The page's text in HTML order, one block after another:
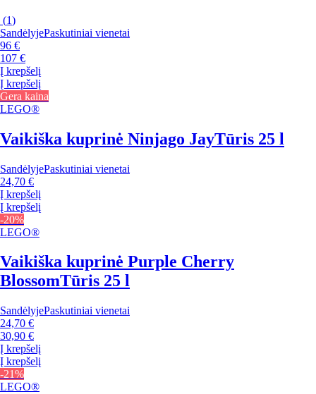
(1)
SandėlyjePaskutiniai vienetai
96 €
107 €
Į krepšelį
Į krepšelį
Gera kaina
LEGO®
Vaikiška kuprinė Ninjago JayTūris 25 l
SandėlyjePaskutiniai vienetai
24,70 €
Į krepšelį
Į krepšelį
-20%
LEGO®
Vaikiška kuprinė Purple Cherry
BlossomTūris 25 l
SandėlyjePaskutiniai vienetai
24,70 €
30,90 €
Į krepšelį
Į krepšelį
-21%
LEGO®